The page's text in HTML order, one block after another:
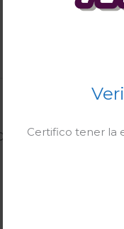
Certifico tener la
y web en